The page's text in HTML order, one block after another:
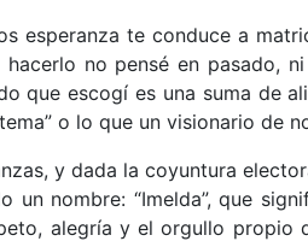
esperanza te conduce a
hacerlo no pensé en pasado,
que escogí es una suma de
o lo que un visionario de
y dada la coyuntura
un nombre: “Imelda”, que
alegría y el orgullo propio